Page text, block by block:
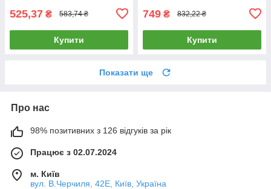
525,37 ₴ 583,74 ₴
Купити
749 ₴ 832,22 ₴
Купити
Показати ще
Про нас
98% позитивних з 126 відгуків за рік
Працює з 02.07.2024
м. Київ
вул. В.Черчиля, 42Е, Київ, Україна